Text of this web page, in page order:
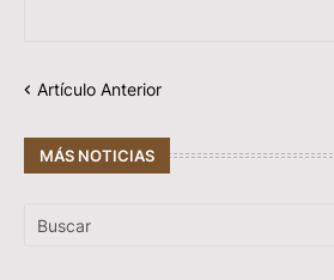
Artículo Anterior
MÁS NOTICIAS